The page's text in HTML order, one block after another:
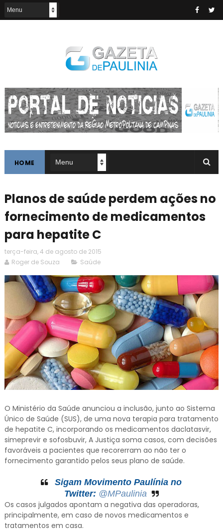
HOME
Planos de saúde perdem ações no
fornecimento de medicamentos
para hepatite C
terça-feira, 4 de agosto de 2015
Roger de Souza
Saúde
O Ministério da Saúde anunciou a inclusão, junto ao Sistema
Único de Saúde (SUS), de uma nova terapia para tratamento
de hepatite C, incorporando os medicamentos daclatasvir,
simeprevir e sofosbuvir, A Justiça soma casos, com decisões
favoráveis a pacientes que recorerram ao não ter o
fornecimento garantido pelos seus plano de saúde.
Sigam Movimento Paulínia no
Twitter: @MPaulinia
Os casos julgados apontam a negativa das operadoras,
principalmente, em caso de novos medicamentos e
tratamentos em casa.